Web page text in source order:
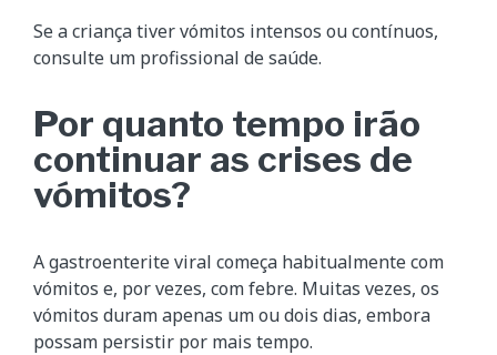
Se a criança tiver vómitos intensos ou contínuos,
consulte um profissional de saúde.
Por quanto tempo irão
continuar as crises de
vómitos?
A gastroenterite viral começa habitualmente com
vómitos e, por vezes, com febre. Muitas vezes, os
vómitos duram apenas um ou dois dias, embora
possam persistir por mais tempo.